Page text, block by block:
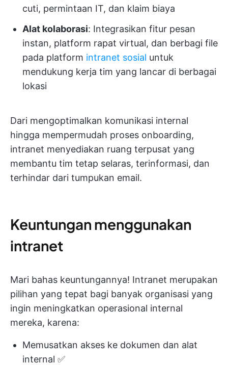
cuti, permintaan IT, dan klaim biaya
Alat kolaborasi: Integrasikan fitur pesan
instan, platform rapat virtual, dan berbagi file
pada platform intranet sosial untuk
mendukung kerja tim yang lancar di berbagai
lokasi
Dari mengoptimalkan komunikasi internal
hingga mempermudah proses onboarding,
intranet menyediakan ruang terpusat yang
membantu tim tetap selaras, terinformasi, dan
terhindar dari tumpukan email.
Keuntungan menggunakan
intranet
Mari bahas keuntungannya! Intranet merupakan
pilihan yang tepat bagi banyak organisasi yang
ingin meningkatkan operasional internal
mereka, karena:
Memusatkan akses ke dokumen dan alat
internal ✅